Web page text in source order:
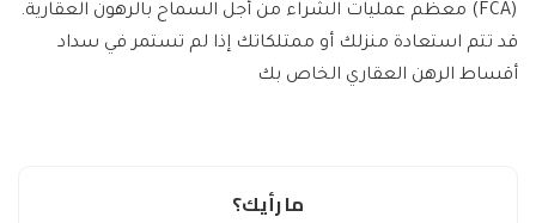
(FCA) معظم عمليات الشراء من أجل السماح بالرهون العقارية.
قد تتم استعادة منزلك أو ممتلكاتك إذا لم تستمر في سداد
أقساط الرهن العقاري الخاص بك
ما رأيك؟